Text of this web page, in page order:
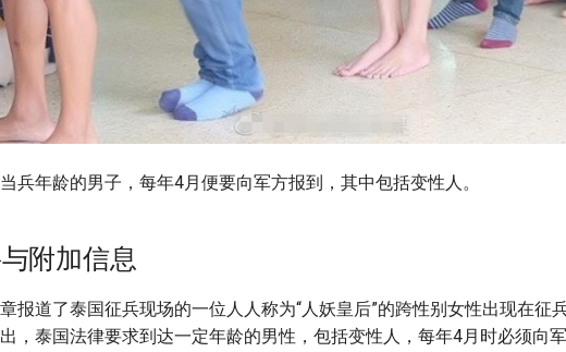
兵年龄的男子，每年4月便要向军方报到，其中包括变性人。
附加信息
报道了泰国征兵现场的一位人人称为“人妖皇后”的跨性别女性出现在征
，泰国法律要求到达一定年龄的男性，包括变性人，每年4月时必须向